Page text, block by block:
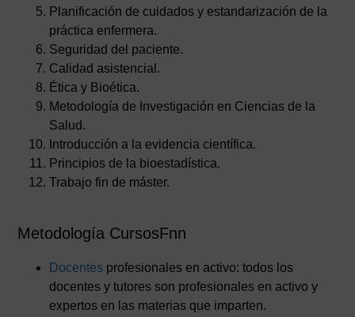
Planificación de cuidados y estandarización de la
práctica enfermera.
Seguridad del paciente.
Calidad asistencial.
Ética y Bioética.
Metodología de Investigación en Ciencias de la
Salud.
Introducción a la evidencia científica.
Principios de la bioestadística.
Trabajo fin de máster.
Metodología CursosFnn
Docentes profesionales en activo: todos los
docentes y tutores son profesionales en activo y
expertos en las materias que imparten.